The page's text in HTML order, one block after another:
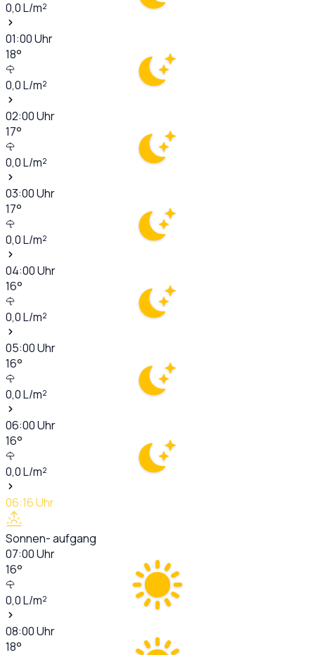
0,0L/m²
01:00Uhr
18°
0,0L/m²
02:00Uhr
17°
0,0L/m²
03:00Uhr
17°
0,0L/m²
04:00Uhr
16°
0,0L/m²
05:00Uhr
16°
0,0L/m²
06:00Uhr
16°
0,0L/m²
06:16Uhr
Sonnen- aufgang
07:00Uhr
16°
0,0L/m²
08:00Uhr
18°